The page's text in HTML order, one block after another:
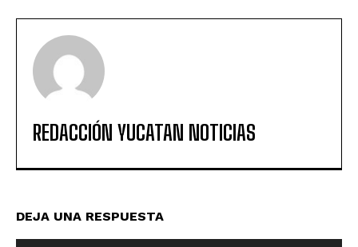
REDACCIÓN YUCATAN NOTICIAS
DEJA UNA RESPUESTA